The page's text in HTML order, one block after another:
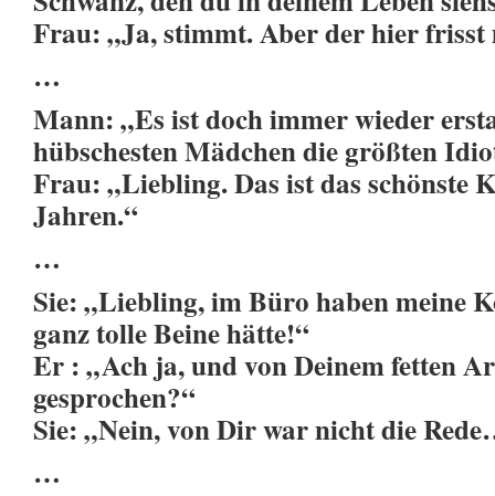
Frau: „Ja, stimmt. Aber der hier frisst
…
Mann: „Es ist doch immer wieder
hübschesten Mädchen die größten
Frau: „Liebling. Das ist das schönste
Jahren.“
…
Sie: „Liebling, im Büro haben meine
ganz tolle Beine hätte!“
Er : „Ach ja, und von Deinem fetten
gesprochen?“
Sie: „Nein, von Dir war nicht die
…